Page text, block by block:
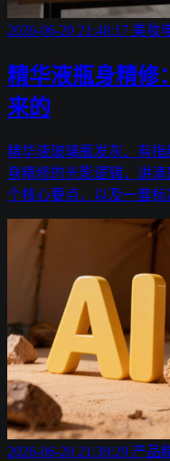
2026-06-20 21:48:17 美妆
精华液瓶身精修
来的
精华液玻璃瓶发灰、有
身精修的光影逻辑，讲
个核心要点，以及一套标
2026-06-20 21:39:29 产品